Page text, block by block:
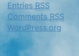
Entries RSS
Comments RSS
WordPress.org